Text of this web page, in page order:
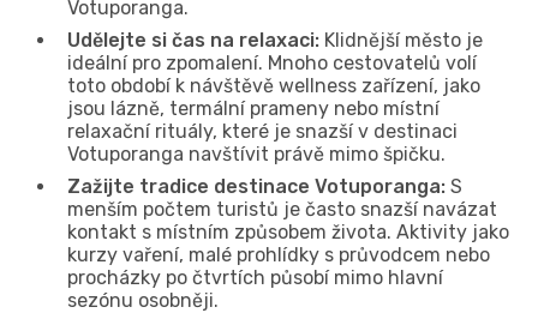
Votuporanga.
Udělejte si čas na relaxaci: Klidnější město je
ideální pro zpomalení. Mnoho cestovatelů volí
toto období k návštěvě wellness zařízení, jako
jsou lázně, termální prameny nebo místní
relaxační rituály, které je snazší v destinaci
Votuporanga navštívit právě mimo špičku.
Zažijte tradice destinace Votuporanga: S
menším počtem turistů je často snazší navázat
kontakt s místním způsobem života. Aktivity jako
kurzy vaření, malé prohlídky s průvodcem nebo
procházky po čtvrtích působí mimo hlavní
sezónu osobněji.